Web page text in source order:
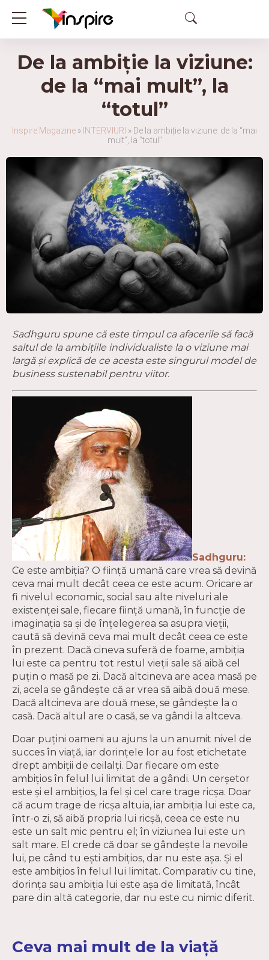
De la ambiție la viziune:
de la “mai mult”, la
“totul”
Inspire Magazine » INTERVIURI » De la ambiție la viziune: de la “mai
mult”, la “totul”
Sadhguru spune că este timpul ca afacerile să facă
saltul de la ambițiile individualiste la o viziune mai
largă și explică de ce acesta este singurul model de
business sustenabil pentru viitor.
Sadhguru:
Ce este ambiția? O ființă umană care vrea să devină
ceva mai mult decât ceea ce este acum. Oricare ar
fi nivelul economic, social sau alte niveluri ale
existenței sale, fiecare ființă umană, în funcție de
imaginația sa și de înțelegerea sa asupra vieții,
caută să devină ceva mai mult decât ceea ce este
în prezent. Dacă cineva suferă de foame, ambiția
lui este ca pentru tot restul vieții sale să aibă cel
puțin o masă pe zi. Dacă altcineva are acea masă pe
zi, acela se gândește că ar vrea să aibă două mese.
Dacă altcineva are două mese, se gândește la o
casă. Dacă altul are o casă, se va gândi la altceva.
Doar puțini oameni au ajuns la un anumit nivel de
succes în viață, iar dorințele lor au fost etichetate
drept ambiții de ceilalți. Dar fiecare om este
ambițios în felul lui limitat de a gândi. Un cerșetor
este și el ambițios, la fel și cel care trage ricșa. Doar
că acum trage de ricșa altuia, iar ambiția lui este ca,
într-o zi, să aibă propria lui ricșă, ceea ce este nu
este un salt mic pentru el; în viziunea lui este un
salt mare. El crede că doar se gândește la nevoile
lui, pe când tu ești ambițios, dar nu este așa. Și el
este ambițios în felul lui limitat. Comparativ cu tine,
dorința sau ambiția lui este așa de limitată, încât
pare din altă categorie, dar nu este cu nimic diferit.
Ceva mai mult de la viaţă